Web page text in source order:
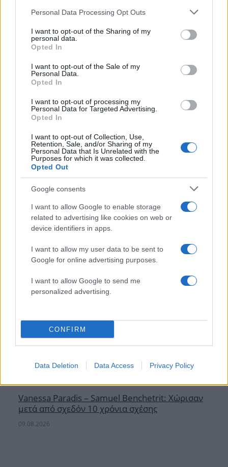
Please note that this website/app uses one or more Google
not limited to your visit or usage behaviour. You may click to
grant or deny consent to Google and its third-party tags to
use your data for below specified purposes in below Google
consent section.
Personal Data Processing Opt Outs
I want to opt-out of the Sharing of my
personal data.
Opted In
I want to opt-out of the Sale of my
Personal Data.
Opted In
I want to opt-out of processing my
Personal Data for Targeted Advertising.
Opted In
I want to opt-out of Collection, Use,
Retention, Sale, and/or Sharing of my
Personal Data that Is Unrelated with the
Purposes for which it was collected.
Opted Out
Google consents
I want to allow Google to enable storage
related to advertising like cookies on web or
device identifiers in apps.
I want to allow my user data to be sent to
Google for online advertising purposes.
I want to allow Google to send me
personalized advertising.
CONFIRM
Data Deletion Data Access Privacy Policy
Άννα Κορακάκη: «Το πιο πολύτιμο “μετάλλιό”
δέκα χρόνια από τη νίκη της στο Ρίο
09.08.2026
Vanessa Paradis – Samuel Benchetrit: Χώρισαν
μετά από σχεδόν 10 χρόνια σχέσης
09.08.2026